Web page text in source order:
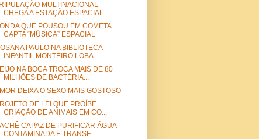
MULTINACIONAL
CHEGA A ESTAÇÃO ESPACIAL
QUE POUSOU EM COMETA
CAPTA “MÚSICA” ESPACIAL
PAULO NA BIBLIOTECA
INFANTIL MONTEIRO LOBA...
NA BOCA TROCA MAIS DE 80
MILHÕES DE BACTÉRIA...
DEIXA O SEXO MAIS GOSTOSO
DE LEI QUE PROÍBE
CRIAÇÃO DE ANIMAIS EM CO...
CAPAZ DE PURIFICAR ÁGUA
CONTAMINADA E TRANSF...